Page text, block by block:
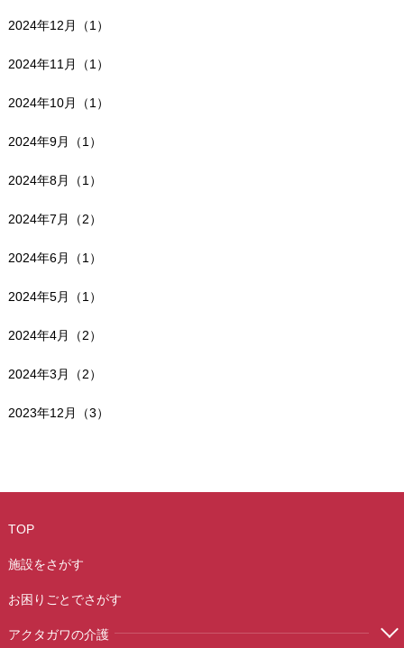
2024年12月（1）
2024年11月（1）
2024年10月（1）
2024年9月（1）
2024年8月（1）
2024年7月（2）
2024年6月（1）
2024年5月（1）
2024年4月（2）
2024年3月（2）
2023年12月（3）
TOP
施設をさがす
お困りごとでさがす
アクタガワの介護